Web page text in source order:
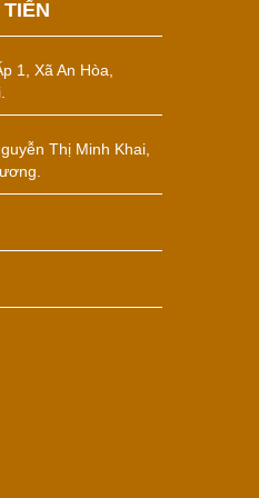
1, Xã An Hòa,
Thị Minh Khai,